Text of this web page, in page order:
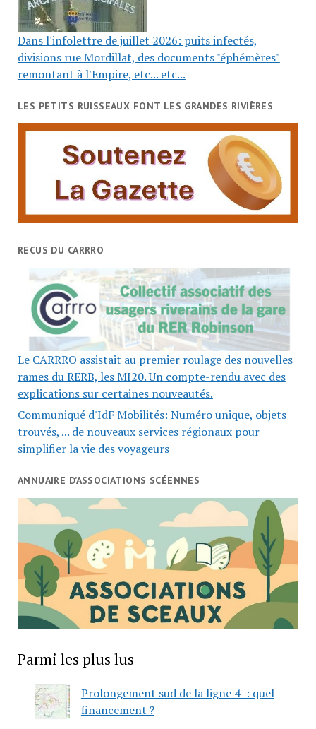
Dans l'infolettre de juillet 2026: puits infectés,
divisions rue Mordillat, des documents "éphémères"
remontant à l'Empire, etc... etc...
LES PETITS RUISSEAUX FONT LES GRANDES RIVIÈRES
RECUS DU CARRRO
Le CARRRO assistait au premier roulage des nouvelles
rames du RERB, les MI20. Un compte-rendu avec des
explications sur certaines nouveautés.
Communiqué d'IdF Mobilités: Numéro unique, objets
trouvés, ... de nouveaux services régionaux pour
simplifier la vie des voyageurs
ANNUAIRE D’ASSOCIATIONS SCÉENNES
Parmi les plus lus
Prolongement sud de la ligne 4 : quel
financement ?